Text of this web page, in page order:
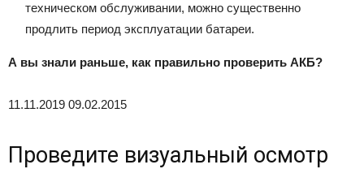
техническом обслуживании, можно существенно
продлить период эксплуатации батареи.
А вы знали раньше, как правильно проверить АКБ?
11.11.2019 09.02.2015
Проведите визуальный осмотр